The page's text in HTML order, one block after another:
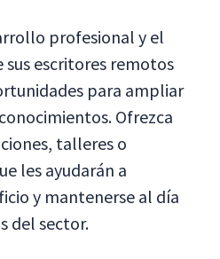
profesional y el
escritores remotos
para ampliar
Ofrezca
talleres o
les ayudarán a
y mantenerse al día
del sector.